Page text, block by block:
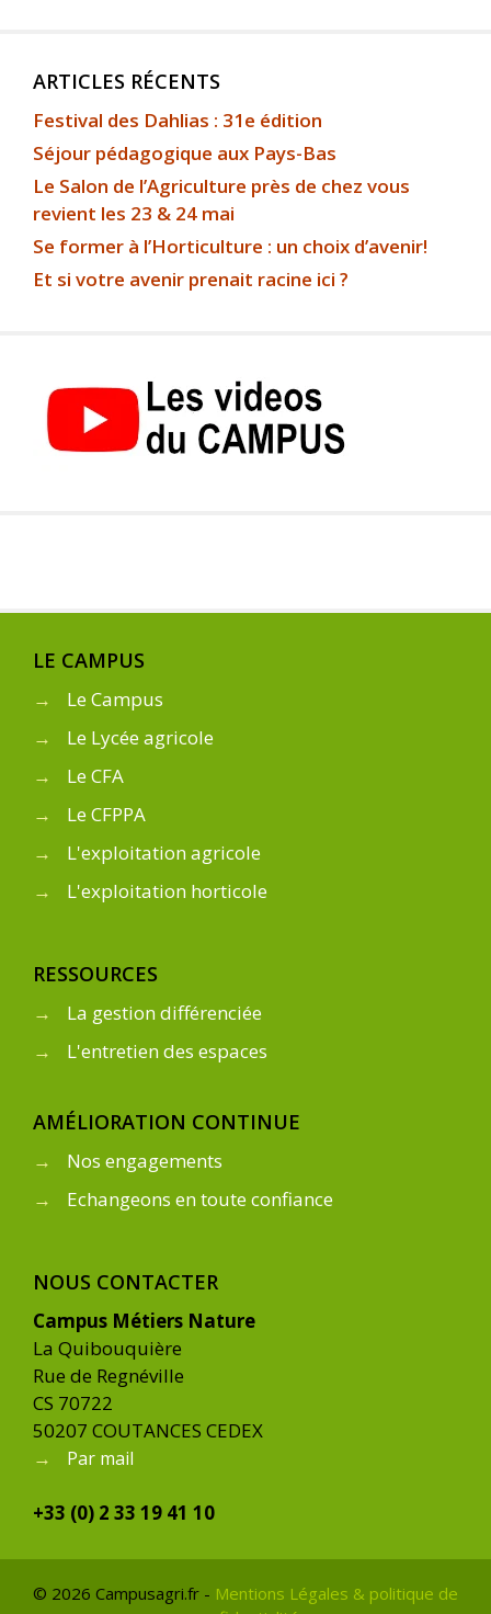
ARTICLES RÉCENTS
Festival des Dahlias : 31e édition
Séjour pédagogique aux Pays-Bas
Le Salon de l’Agriculture près de chez vous
revient les 23 & 24 mai
Se former à l’Horticulture : un choix d’avenir!
Et si votre avenir prenait racine ici ?
LE CAMPUS
→
Le Campus
→
Le Lycée agricole
→
Le CFA
→
Le CFPPA
→
L'exploitation agricole
→
L'exploitation horticole
RESSOURCES
→
La gestion différenciée
→
L'entretien des espaces
AMÉLIORATION CONTINUE
→
Nos engagements
→
Echangeons en toute confiance
NOUS CONTACTER
Campus Métiers Nature
La Quibouquière
Rue de Regnéville
CS 70722
50207 COUTANCES CEDEX
→
Par mail
+33 (0) 2 33 19 41 10
© 2026 Campusagri.fr - Mentions Légales & politique de